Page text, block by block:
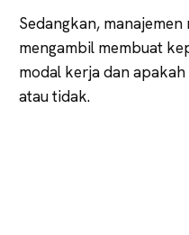
Sedangkan,
mengambil membuat
modal kerja dan
atau tidak.